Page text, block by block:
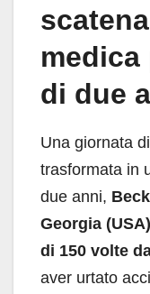
di due
Una giornata
trasformata in
due anni,
Georgia (USA)
di 150 volte
aver urtato